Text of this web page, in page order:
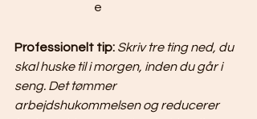
e
Professionelt tip: Skriv tre ting ned, du
skal huske til i morgen, inden du går i
seng. Det tømmer
arbejdshukommelsen og reducerer